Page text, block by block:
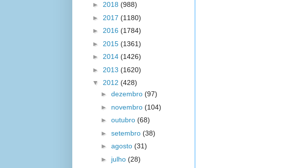
► 2018 (988)
► 2017 (1180)
► 2016 (1784)
► 2015 (1361)
► 2014 (1426)
► 2013 (1620)
▼ 2012 (428)
► dezembro (97)
► novembro (104)
► outubro (68)
► setembro (38)
► agosto (31)
► julho (28)